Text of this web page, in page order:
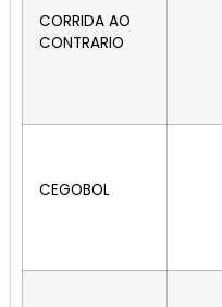
CORRIDA AO
CONTRARIO
CEGOBOL